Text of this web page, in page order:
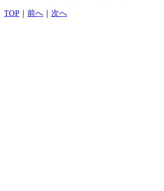
TOP 前へ 次へ